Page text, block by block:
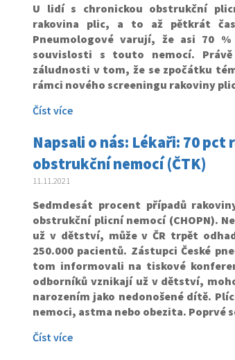
U lidí s chronickou obstrukční
rakovina plic, a to až pětkrát
Pneumologové varují, že asi 70
souvislosti s touto nemocí.
záludnosti v tom, že se zpočátku
rámci nového screeningu rakoviny
Číst více
Napsali o nás: Lékaři: 70
obstrukční nemocí (ČTK)
11.11.2021
Sedmdesát procent případů
obstrukční plicní nemocí (CHOPN).
už v dětství, může v ČR trpět
250.000 pacientů. Zástupci České
tom informovali na tiskové
odborníků vznikají už v dětství,
narozením jako nedonošené dítě.
nemoci, astma nebo obezita. Poprvé
Číst více